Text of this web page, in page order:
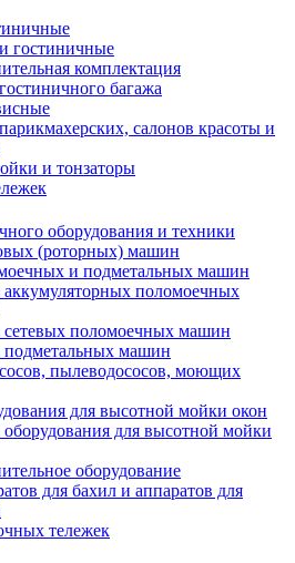
гостиничные
комплектация
багажа
салонов красоты и
и тонзаторы
оборудования и техники
(роторных) машин
и подметальных машин
аккумуляторных поломоечных
сетевых поломоечных машин
подметальных машин
пылеводососов, моющих
для высотной мойки окон
для высотной мойки
оборудование
для бахил и аппаратов для
тележек